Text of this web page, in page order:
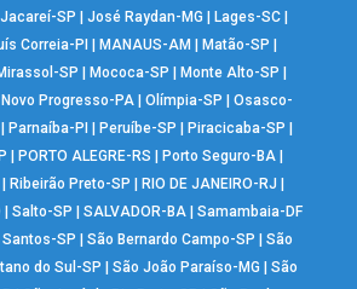
Jacareí-SP José Raydan-MG Lages-SC|
Correia-PI MANAUS-AM Matão-SP
SP Mococa-SP Monte Alto-SP
Novo Progresso-PA |Olímpia-SP |Osasco-
Parnaíba-PI Peruíbe-SP Piracicaba-SP
PORTO ALEGRE-RS Porto Seguro-BA
Ribeirão Preto-SP RIO DE JANEIRO-RJ
Salto-SP SALVADOR-BA| Samambaia-DF
|Santos-SP |São Bernardo Campo-SP |São
do Sul-SP |São João Paraíso-MG |São